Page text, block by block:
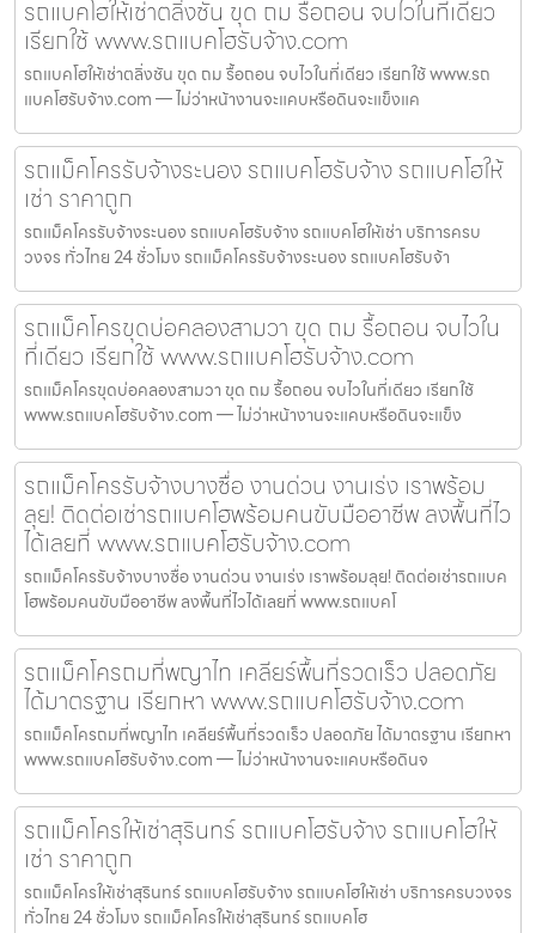
รถแบคโฮให้เช่าตลิ่งชัน ขุด ถม รื้อถอน จบไวในที่เดียว
เรียกใช้ www.รถแบคโฮรับจ้าง.com
รถแบคโฮให้เช่าตลิ่งชัน ขุด ถม รื้อถอน จบไวในที่เดียว เรียกใช้ www.รถ
แบคโฮรับจ้าง.com — ไม่ว่าหน้างานจะแคบหรือดินจะแข็งแค
รถแม็คโครรับจ้างระนอง รถแบคโฮรับจ้าง รถแบคโฮให้
เช่า ราคาถูก
รถแม็คโครรับจ้างระนอง รถแบคโฮรับจ้าง รถแบคโฮให้เช่า บริการครบ
วงจร ทั่วไทย 24 ชั่วโมง รถแม็คโครรับจ้างระนอง รถแบคโฮรับจ้า
รถแม็คโครขุดบ่อคลองสามวา ขุด ถม รื้อถอน จบไวใน
ที่เดียว เรียกใช้ www.รถแบคโฮรับจ้าง.com
รถแม็คโครขุดบ่อคลองสามวา ขุด ถม รื้อถอน จบไวในที่เดียว เรียกใช้
www.รถแบคโฮรับจ้าง.com — ไม่ว่าหน้างานจะแคบหรือดินจะแข็ง
รถแม็คโครรับจ้างบางซื่อ งานด่วน งานเร่ง เราพร้อม
ลุย! ติดต่อเช่ารถแบคโฮพร้อมคนขับมืออาชีพ ลงพื้นที่ไว
ได้เลยที่ www.รถแบคโฮรับจ้าง.com
รถแม็คโครรับจ้างบางซื่อ งานด่วน งานเร่ง เราพร้อมลุย! ติดต่อเช่ารถแบค
โฮพร้อมคนขับมืออาชีพ ลงพื้นที่ไวได้เลยที่ www.รถแบคโ
รถแม็คโครถมที่พญาไท เคลียร์พื้นที่รวดเร็ว ปลอดภัย
ได้มาตรฐาน เรียกหา www.รถแบคโฮรับจ้าง.com
รถแม็คโครถมที่พญาไท เคลียร์พื้นที่รวดเร็ว ปลอดภัย ได้มาตรฐาน เรียกหา
www.รถแบคโฮรับจ้าง.com — ไม่ว่าหน้างานจะแคบหรือดินจ
รถแม็คโครให้เช่าสุรินทร์ รถแบคโฮรับจ้าง รถแบคโฮให้
เช่า ราคาถูก
รถแม็คโครให้เช่าสุรินทร์ รถแบคโฮรับจ้าง รถแบคโฮให้เช่า บริการครบวงจร
ทั่วไทย 24 ชั่วโมง รถแม็คโครให้เช่าสุรินทร์ รถแบคโฮ